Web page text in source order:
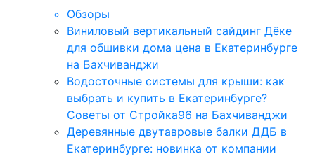
Обзоры
Виниловый вертикальный сайдинг Дёке
для обшивки дома цена в Екатеринбурге
на Бахчиванджи
Водосточные системы для крыши: как
выбрать и купить в Екатеринбурге?
Советы от Стройка96 на Бахчиванджи
Деревянные двутавровые балки ДДБ в
Екатеринбурге: новинка от компании